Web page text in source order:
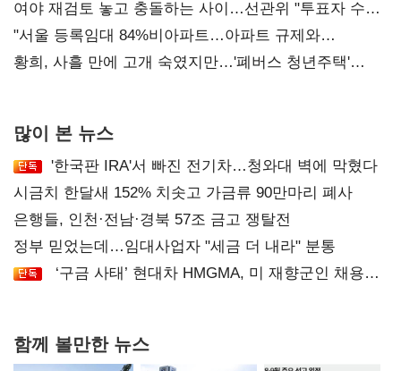
'안갯속'
여야 재검토 놓고 충돌하는 사이…선관위 "투표자 수
오차 당연"
"서울 등록임대 84%비아파트…아파트 규제와
달리해야"
황희, 사흘 만에 고개 숙였지만…'폐버스 청년주택'
많이 본 뉴스
'한국판 IRA'서 빠진 전기차…청와대 벽에 막혔다
시금치 한달새 152% 치솟고 가금류 90만마리 폐사
은행들, 인천·전남·경북 57조 금고 쟁탈전
정부 믿었는데…임대사업자 "세금 더 내라" 분통
‘구금 사태’ 현대차 HMGMA, 미 재향군인 채용
함께 볼만한 뉴스